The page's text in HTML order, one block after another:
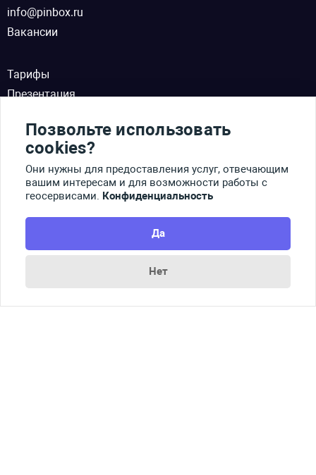
info@pinbox.ru
Вакансии
Тарифы
Презентация
Новости
Аналитические статьи
Контакты
Справочник по работе
Раскрытие информации
Позвольте использовать
cookies?
Они нужны для предоставления услуг, отвечающим
вашим интересам и для возможности работы с
геосервисами. Конфиденциальность
Да
Нет